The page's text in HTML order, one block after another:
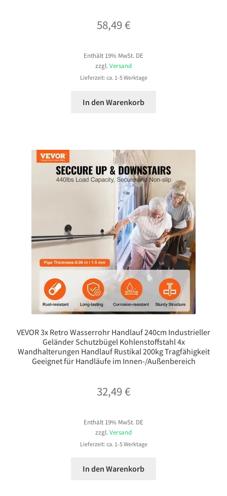
58,49€
Enthält 19% MwSt. DE
zzgl. Versand
Lieferzeit: ca. 1-5 Werktage
In den Warenkorb
VEVOR 3x Retro Wasserrohr Handlauf 240cm Industrieller
Geländer Schutzbügel ​Kohlenstoffstahl 4x
Wandhalterungen Handlauf Rustikal 200kg Tragfähigkeit
Geeignet für Handläufe im Innen-/Außenbereich
32,49€
Enthält 19% MwSt. DE
zzgl. Versand
Lieferzeit: ca. 1-5 Werktage
In den Warenkorb